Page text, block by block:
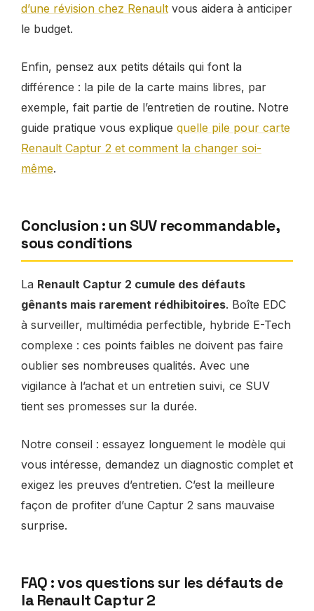
d’une révision chez Renault vous aidera à anticiper
le budget.
Enfin, pensez aux petits détails qui font la
différence : la pile de la carte mains libres, par
exemple, fait partie de l’entretien de routine. Notre
guide pratique vous explique quelle pile pour carte
Renault Captur 2 et comment la changer soi-
même.
Conclusion : un SUV recommandable,
sous conditions
La Renault Captur 2 cumule des défauts
gênants mais rarement rédhibitoires. Boîte EDC
à surveiller, multimédia perfectible, hybride E-Tech
complexe : ces points faibles ne doivent pas faire
oublier ses nombreuses qualités. Avec une
vigilance à l’achat et un entretien suivi, ce SUV
tient ses promesses sur la durée.
Notre conseil : essayez longuement le modèle qui
vous intéresse, demandez un diagnostic complet et
exigez les preuves d’entretien. C’est la meilleure
façon de profiter d’une Captur 2 sans mauvaise
surprise.
FAQ : vos questions sur les défauts de
la Renault Captur 2